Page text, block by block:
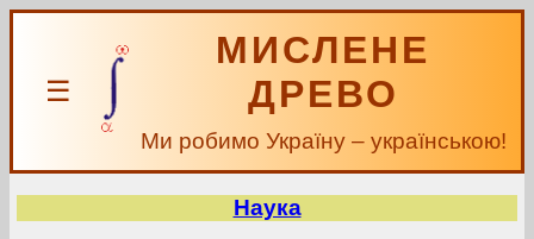
☰
МИСЛЕНЕ
ДРЕВО
Ми робимо Україну – українською!
Наука